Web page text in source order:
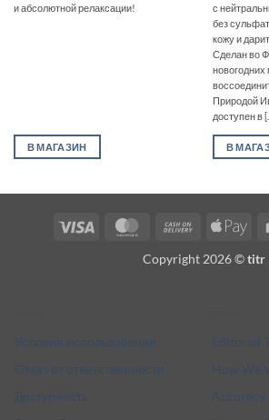
и абсолютной релаксации!
В МАГАЗИН
с
без
кожу и
Сделан во
новогодних
Природой
доступен в
В
Visa MasterCardCash
Delivery
Copyright 2026 ©titr
Условия использования
Отказ от ответственности
Доступность
Editorial
How We
Accuracy